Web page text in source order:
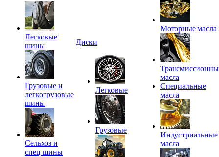
Легковые
шины
Грузовые и
легкогрузовые
шины
Сельхоз и
спец шины
Диски
Легковые
Грузовые
Моторные масла
масла
Специальные
масла
Индустриальные
масла